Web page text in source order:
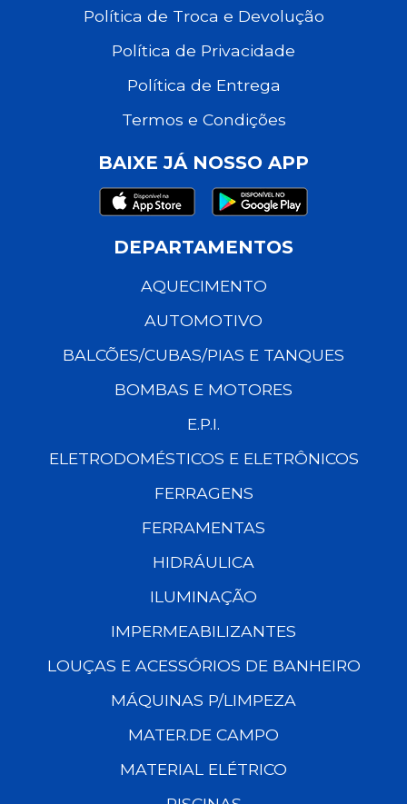
Política de Troca e Devolução
Política de Privacidade
Política de Entrega
Termos e Condições
BAIXE JÁ NOSSO APP
DEPARTAMENTOS
AQUECIMENTO
AUTOMOTIVO
BALCÕES/CUBAS/PIAS E TANQUES
BOMBAS E MOTORES
E.P.I.
ELETRODOMÉSTICOS E ELETRÔNICOS
FERRAGENS
FERRAMENTAS
HIDRÁULICA
ILUMINAÇÃO
IMPERMEABILIZANTES
LOUÇAS E ACESSÓRIOS DE BANHEIRO
MÁQUINAS P/LIMPEZA
MATER.DE CAMPO
MATERIAL ELÉTRICO